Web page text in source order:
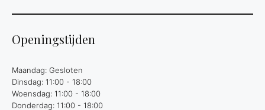
Openingstijden
Maandag: Gesloten
Dinsdag: 11:00 - 18:00
Woensdag: 11:00 - 18:00
Donderdag: 11:00 - 18:00